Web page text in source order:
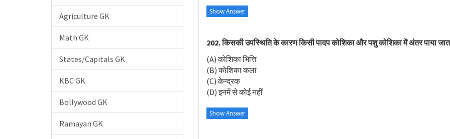
Show Answer
202. किसकी उपस्थिति के कारण किसी पादप कोशिका और पशु कोशिका में अंतर पाया
(A) कोशिका भित्ति
(B) कोशिका कला
(C) केन्द्रक
(D) इनमें से कोई नहीं
Show Answer
Agriculture GK
Math GK
States/Capitals GK
KBC GK
Bollywood GK
Ramayan GK